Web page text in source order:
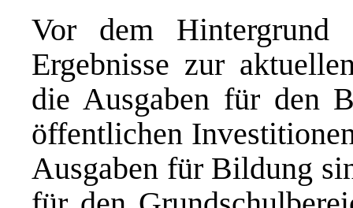
Vor dem Hintergrund
Ergebnisse zur
die Ausgaben für den
öffentlichen
Ausgaben für Bildung